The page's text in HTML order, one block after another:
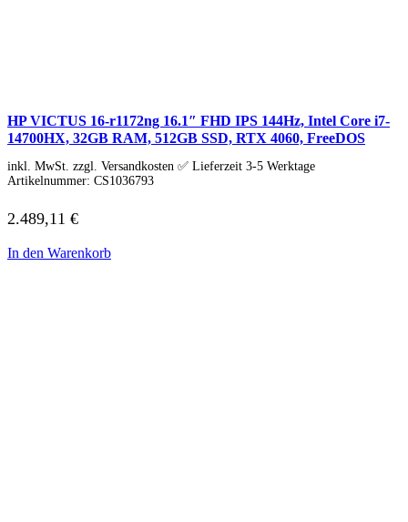
HP VICTUS 16-r1172ng 16.1″ FHD IPS 144Hz, Intel Core i7-
14700HX, 32GB RAM, 512GB SSD, RTX 4060, FreeDOS
inkl. MwSt. zzgl. Versandkosten ✅ Lieferzeit 3-5 Werktage
Artikelnummer: CS1036793
2.489,11 €
In den Warenkorb